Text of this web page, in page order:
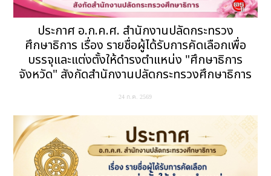
ประกาศ อ.ก.ค.ศ. สำนักงานปลัดกระทรวง
ศึกษาธิการ เรื่อง รายชื่อผู้ได้รับการคัดเลือกเพื่อ
บรรจุและแต่งตั้งให้ดำรงตำแหน่ง "ศึกษาธิการ
จังหวัด" สังกัดสำนักงานปลัดกระทรวงศึกษาธิการ
24 ก.ค. 2569